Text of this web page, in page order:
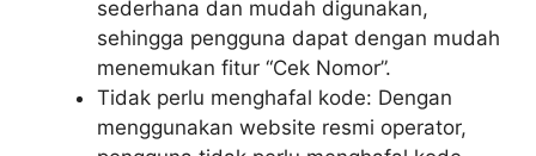
sederhana dan mudah digunakan,
sehingga pengguna dapat dengan mudah
menemukan fitur “Cek Nomor”.
Tidak perlu menghafal kode: Dengan
menggunakan website resmi operator,